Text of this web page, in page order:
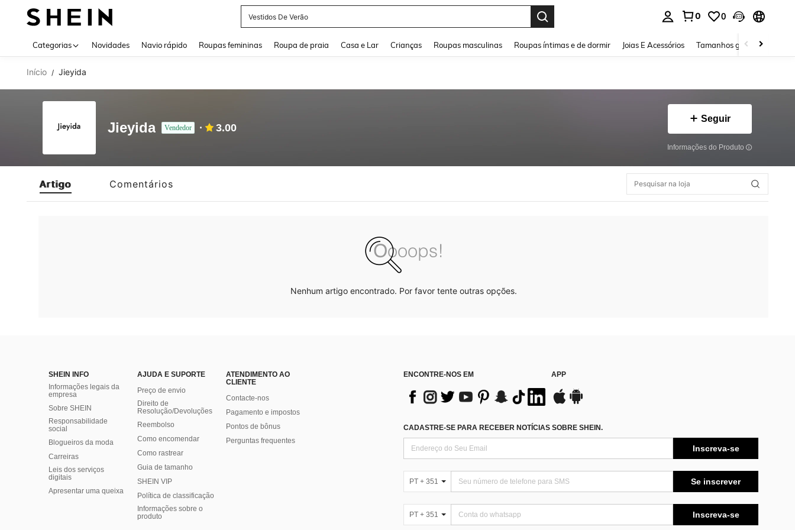
Vestidos De Verão
0 0
Categorias Novidades Navio rápido Roupas femininas Roupa de praia Casa e Lar Crianças Roupas masculinas Roupas íntimas e de dormir Joias E Acessórios Tamanhos grandes
Início / Jieyida
Jieyida Vendedor 3.00
Seguir
Informações do Produto
Artigo Comentários
Nenhum artigo encontrado. Por favor tente outras opções.
SHEIN INFO
Informações legais da
empresa
Sobre SHEIN
Responsabilidade
social
Blogueiros da moda
Carreiras
Leis dos serviços
digitais
Apresentar uma queixa
AJUDA E SUPORTE
Preço de envio
Direito de
Resolução/Devoluções
Reembolso
Como encomendar
Como rastrear
Guia de tamanho
SHEIN VIP
Política de classificação
​Informações sobre o
produto
ATENDIMENTO AO
CLIENTE
Contacte-nos
Pagamento e impostos
Pontos de bônus
Perguntas frequentes
ENCONTRE-NOS EM APP
CADASTRE-SE PARA RECEBER NOTÍCIAS SOBRE SHEIN.
Inscreva-se
PT + 351 Se inscrever
PT + 351 Inscreva-se